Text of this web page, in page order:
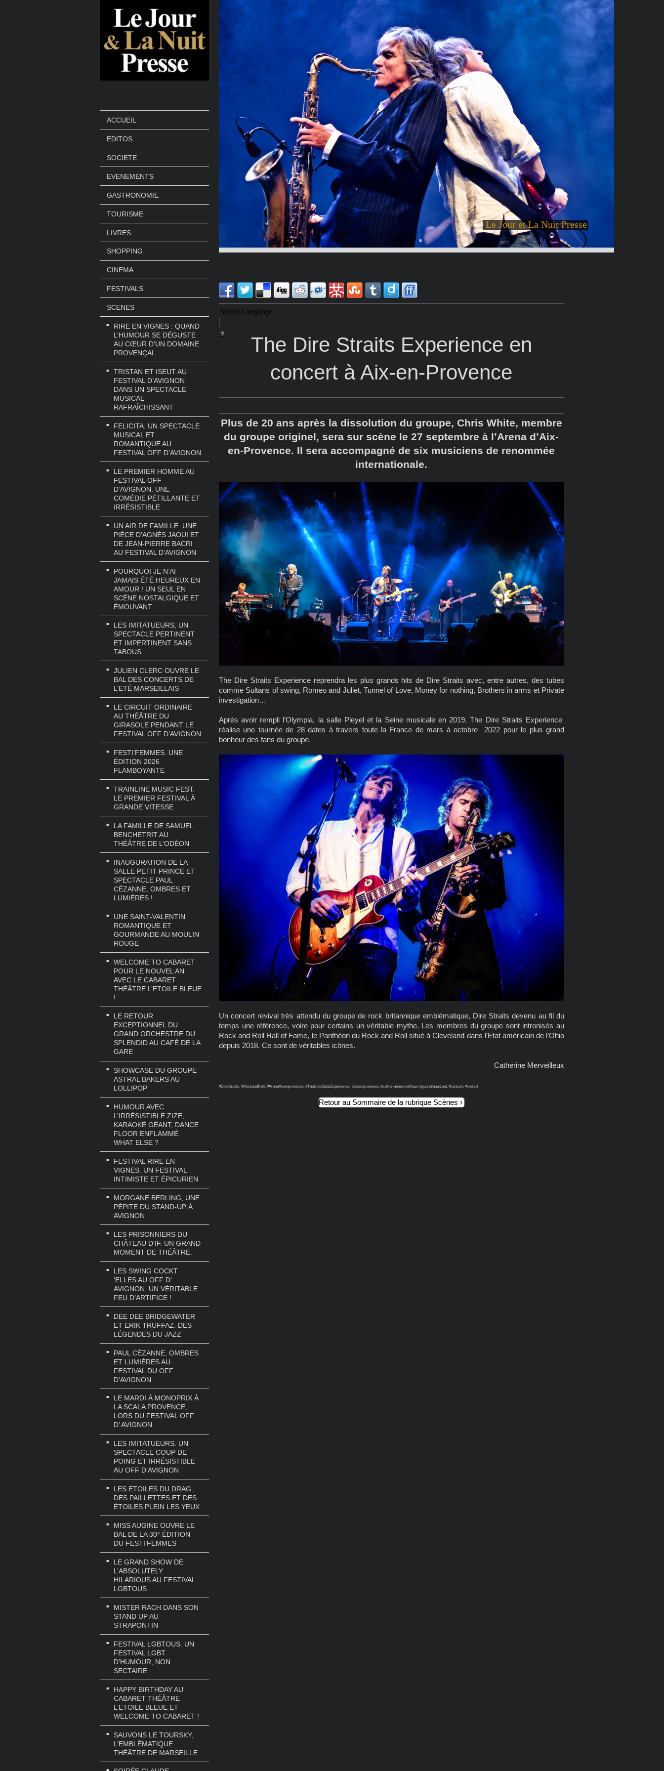
ACCUEIL
EDITOS
SOCIETE
EVENEMENTS
GASTRONOMIE
TOURISME
LIVRES
SHOPPING
CINEMA
FESTIVALS
SCENES
RIRE EN VIGNES : QUAND
L’HUMOUR SE DÉGUSTE
AU CŒUR D’UN DOMAINE
PROVENÇAL
TRISTAN ET ISEUT AU
FESTIVAL D’AVIGNON
DANS UN SPECTACLE
MUSICAL
RAFRAÎCHISSANT
FELICITA. UN SPECTACLE
MUSICAL ET
ROMANTIQUE AU
FESTIVAL OFF D’AVIGNON
LE PREMIER HOMME AU
FESTIVAL OFF
D’AVIGNON. UNE
COMÉDIE PÉTILLANTE ET
IRRÉSISTIBLE
UN AIR DE FAMILLE. UNE
PIÈCE D’AGNÈS JAOUI ET
DE JEAN-PIERRE BACRI
AU FESTIVAL D’AVIGNON
POURQUOI JE N’AI
JAMAIS ÉTÉ HEUREUX EN
AMOUR ! UN SEUL EN
SCÈNE NOSTALGIQUE ET
ÉMOUVANT
LES IMITATUEURS, UN
SPECTACLE PERTINENT
ET IMPERTINENT SANS
TABOUS
JULIEN CLERC OUVRE LE
BAL DES CONCERTS DE
L’ETÉ MARSEILLAIS
LE CIRCUIT ORDINAIRE
AU THÉÂTRE DU
GIRASOLE PENDANT LE
FESTIVAL OFF D’AVIGNON
FESTI’FEMMES. UNE
ÉDITION 2026
FLAMBOYANTE
TRAINLINE MUSIC FEST.
LE PREMIER FESTIVAL À
GRANDE VITESSE
LA FAMILLE DE SAMUEL
BENCHETRIT AU
THÉÂTRE DE L’ODÉON
INAUGURATION DE LA
SALLE PETIT PRINCE ET
SPECTACLE PAUL
CÉZANNE, OMBRES ET
LUMIÈRES !
UNE SAINT-VALENTIN
ROMANTIQUE ET
GOURMANDE AU MOULIN
ROUGE
WELCOME TO CABARET
POUR LE NOUVEL AN
AVEC LE CABARET
THÉÂTRE L’ETOILE BLEUE
!
LE RETOUR
EXCEPTIONNEL DU
GRAND ORCHESTRE DU
SPLENDID AU CAFÉ DE LA
GARE
SHOWCASE DU GROUPE
ASTRAL BAKERS AU
LOLLIPOP
HUMOUR AVEC
L’IRRÉSISTIBLE ZIZE,
KARAOKÉ GÉANT, DANCE
FLOOR ENFLAMMÉ.
WHAT ELSE ?
FESTIVAL RIRE EN
VIGNES. UN FESTIVAL
INTIMISTE ET ÉPICURIEN
MORGANE BERLING, UNE
PÉPITE DU STAND-UP À
AVIGNON
LES PRISONNIERS DU
CHÂTEAU D’IF. UN GRAND
MOMENT DE THÉÂTRE.
LES SWING COCKT
’ELLES AU OFF D’
AVIGNON. UN VÉRITABLE
FEU D’ARTIFICE !
DEE DEE BRIDGEWATER
ET ERIK TRUFFAZ. DES
LÉGENDES DU JAZZ
PAUL CÉZANNE, OMBRES
ET LUMIÈRES AU
FESTIVAL DU OFF
D’AVIGNON
LE MARDI À MONOPRIX À
LA SCALA PROVENCE,
LORS DU FESTIVAL OFF
D’ AVIGNON
LES IMITATUEURS. UN
SPECTACLE COUP DE
POING ET IRRÉSISTIBLE
AU OFF D’AVIGNON
LES ETOILES DU DRAG.
DES PAILLETTES ET DES
ÉTOILES PLEIN LES YEUX
MISS AUGINE OUVRE LE
BAL DE LA 30° ÉDITION
DU FESTI’FEMMES
LE GRAND SHOW DE
L’ABSOLUTELY
HILARIOUS AU FESTIVAL
LGBTOUS
MISTER RACH DANS SON
STAND UP AU
STRAPONTIN
FESTIVAL LGBTOUS. UN
FESTIVAL LGBT
D’HUMOUR, NON
SECTAIRE
HAPPY BIRTHDAY AU
CABARET THÉÂTRE
L’ETOILE BLEUE ET
WELCOME TO CABARET !
SAUVONS LE TOURSKY,
L’EMBLÉMATIQUE
THÉÂTRE DE MARSEILLE
Le Jour et La Nuit Presse
Select Language
▼
The Dire Straits Experience en
concert à Aix-en-Provence
Plus de 20 ans après la dissolution du groupe, Chris White, membre
du groupe originel, sera sur scène le 27 septembre à l’Arena d’Aix-
en-Provence. Il sera accompagné de six musiciens de renommée
internationale.
The Dire Straits Experience reprendra les plus grands hits de Dire Straits avec, entre autres, des tubes
comme Sultans of swing, Romeo and Juliet, Tunnel of Love, Money for nothing, Brothers in arms et Private
investigation…
Après avoir rempli l’Olympia, la salle Pleyel et la Seine musicale en 2019, The Dire Straits Experience
réalise une tournée de 28 dates à travers toute la France de mars à octobre 2022 pour le plus grand
bonheur des fans du groupe.
Un concert revival très attendu du groupe de rock britannique emblématique, Dire Straits devenu au fil du
temps une référence, voire pour certains un véritable mythe. Les membres du groupe sont intronisés au
Rock and Roll Hall of Fame, le Panthéon du Rock and Roll situé à Cleveland dans l’Etat américain de l’Ohio
depuis 2018. Ce sont de véritables icônes.
Catherine Merveilleux
#DireStraits, #RockandRoll, #ArenaAixenprovence, #TheDireStaitsExperience, #aisenprovence, #catherinemerveilleux, lejouretlanuit.net, #concert, #revival
Retour au Sommaire de la rubrique Scènes